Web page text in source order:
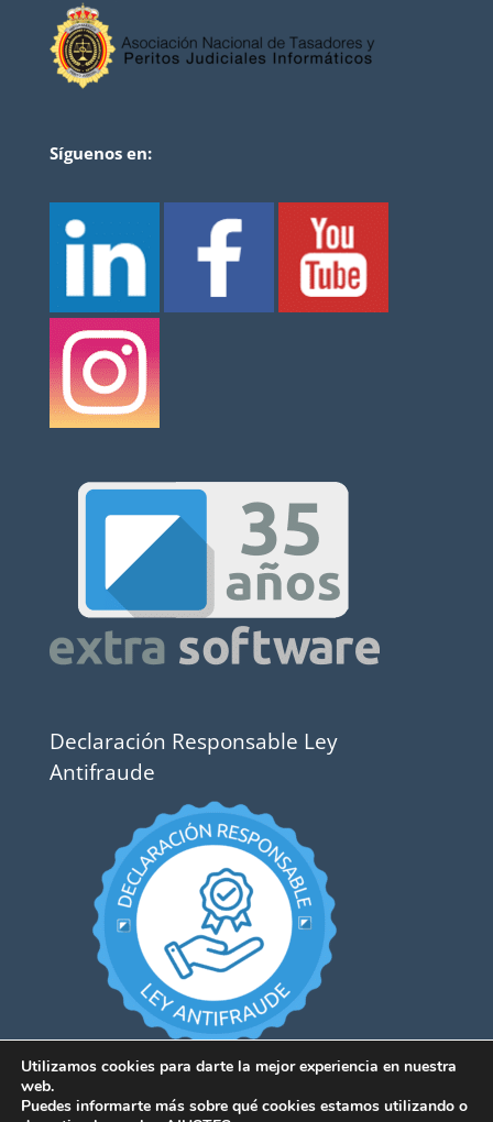
Síguenos en:
Declaración Responsable Ley
Antifraude
Utilizamos cookies para darte la mejor experiencia en nuestra
web.
Puedes informarte más sobre qué cookies estamos utilizando o